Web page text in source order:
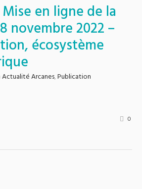
en ligne de la
novembre 2022 –
écosystème
Actualité Arcanes,Publication
0